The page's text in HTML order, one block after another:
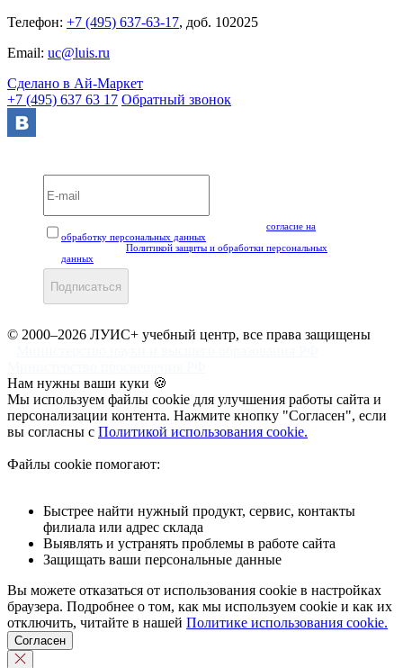
Телефон: +7 (495) 637-63-17, доб. 102025
Email: uc@luis.ru
Сделано в Ай-Маркет
+7 (495) 637 63 17 Обратный звонок
согласие на
обработку персональных данных
Политикой защиты и обработки персональных
данных
Подписаться
© 2000–2026 ЛУИС+ учебный центр, все права защищены
Нам нужны ваши куки 🍪
Мы используем файлы cookie для улучшения работы сайта и
персонализации контента. Нажмите кнопку "Согласен", если
вы согласны с Политикой использования cookie.
Файлы cookie помогают:
Быстрее найти нужный продукт, сервис, контакты
филиала или адрес склада
Выявлять и устранять проблемы в работе сайта
Защищать ваши персональные данные
Вы можете отказаться от использования cookie в настройках
браузера. Подробнее о том, как мы используем cookie и как их
отключить, читайте в нашей Политике использования cookie.
Согласен